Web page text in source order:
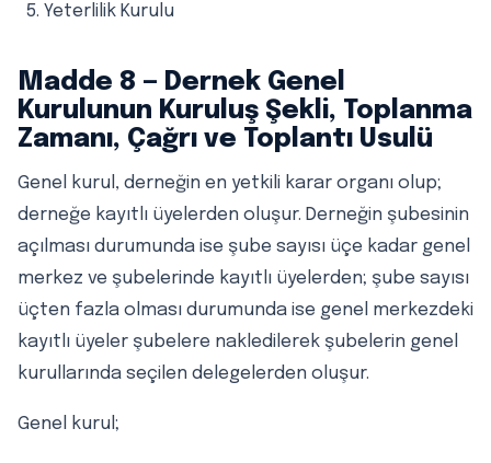
Yeterlilik Kurulu
Madde 8 — Dernek Genel
Kurulunun Kuruluş Şekli, Toplanma
Zamanı, Çağrı ve Toplantı Usulü
Genel kurul, derneğin en yetkili karar organı olup;
derneğe kayıtlı üyelerden oluşur. Derneğin şubesinin
açılması durumunda ise şube sayısı üçe kadar genel
merkez ve şubelerinde kayıtlı üyelerden; şube sayısı
üçten fazla olması durumunda ise genel merkezdeki
kayıtlı üyeler şubelere nakledilerek şubelerin genel
kurullarında seçilen delegelerden oluşur.
Genel kurul;